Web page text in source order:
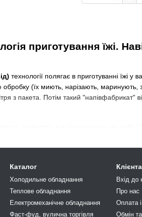
приготування їжі.
технології полягає в приготуванні їжі
(їх миють, нарізають, маринують,
з пакета. Потім такий
більш популярний. Річ у тім,
стадію регенерації протягом 8-10
може скуштувати всього через
перелік пунктів, чому варто
купити
Каталог
Холодильне обладнання
Теплове обладнання
Електромеханічне обладнання
Фаст-фуд, вулична торгівля
Вхід до
Про нас
Оплата
Обмін